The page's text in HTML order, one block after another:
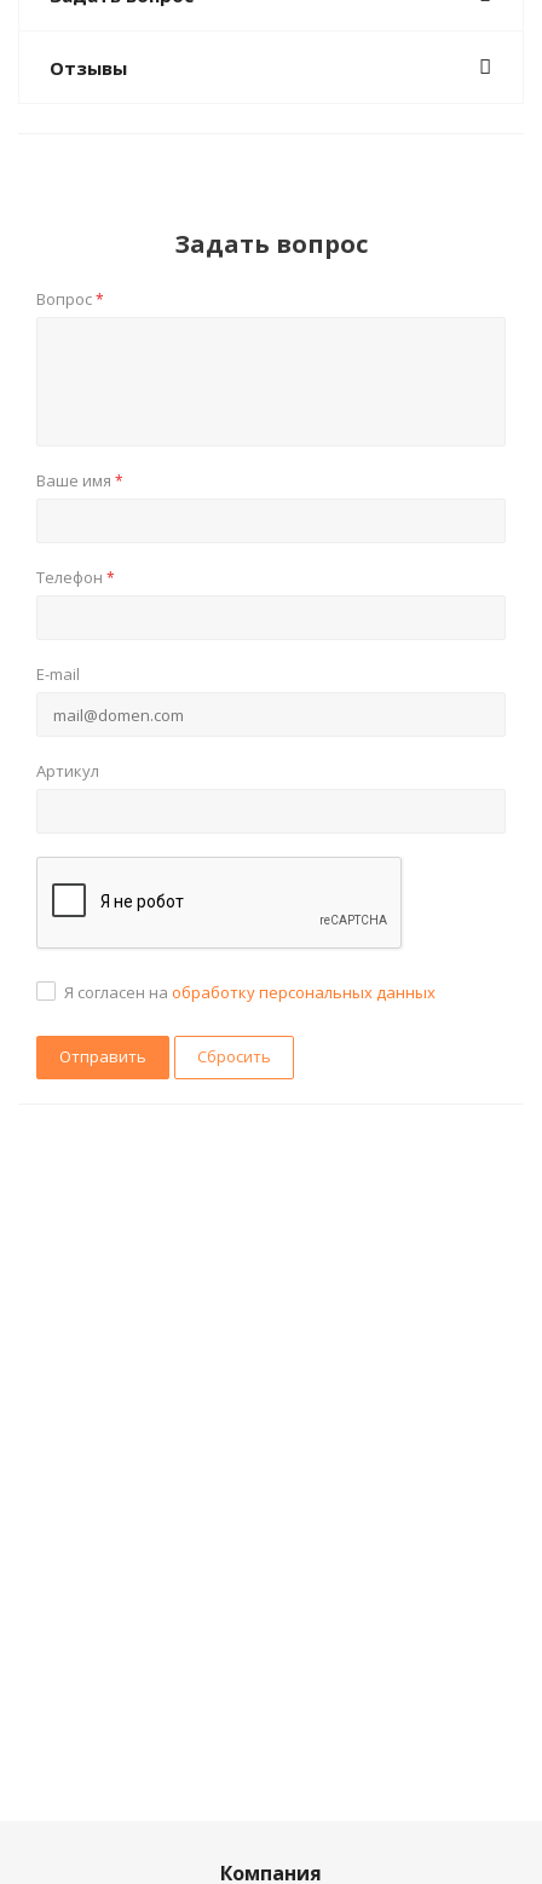
Отзывы
Задать вопрос
Вопрос*
Ваше имя *
Телефон *
E-mail
Артикул
Я согласен на обработку персональных данных
Сбросить
Компания